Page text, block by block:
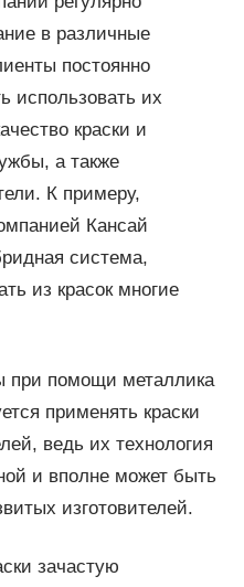
в различные
постоянно
использовать их
краски и
а также
К примеру,
Кансай
система,
из красок многие
при помощи металлика
применять краски
ведь их технология
и вполне может быть
изготовителей.
зачастую